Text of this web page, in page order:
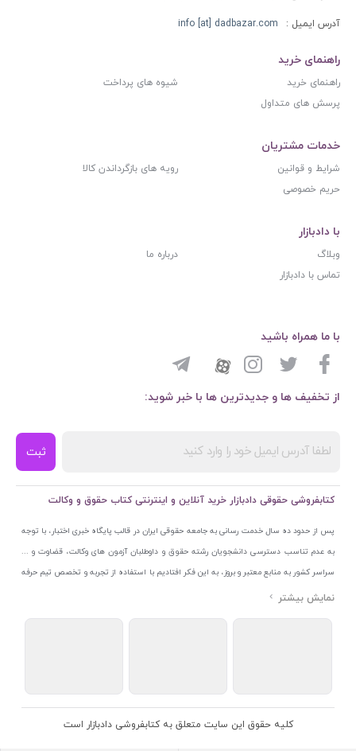
آدرس ایمیل : info [at] dadbazar.com
راهنمای خرید
راهنمای خرید
شیوه های پرداخت
پرسش های متداول
خدمات مشتریان
شرایط و قوانین
رویه های بازگرداندن کالا
حریم خصوصی
با دادبازار
وبلاگ
درباره ما
تماس با دادبازار
از تخفیف ها و جدیدترین ها با خبر شوید:
ثبت
با ما همراه باشید
کتابفروشی حقوقی دادبازار خرید آنلاین و اینترنتی کتاب حقوق و وکالت
پس از حدود ده سال خدمت رسانی به جامعه حقوقی ایران در قالب پایگاه خبری اختبار، با توجه
به عدم تناسب دسترسی دانشجویان رشته حقوق و داوطلبان آزمون های وکالت، قضاوت و ...
سراسر کشور به منابع معتبر و بروز، به این فکر افتادیم با استفاده از تجربه و تخصص تیم حرفه
ای اختبار خدمتی جدید به جامعه حقوقی ایران ارائه کنیم. به این منظور با راه اندازی و تجهیز
اتحادیه ناشران و کتابفروشان تهران به منظور ارائه مطمئن ترین خدمات مجموعه بسیار کامل و
معتبری از کتاب های حقوقی را به علاقمندان عرضه کرده ایم. علاوه بر این با بهره گیری از فناوری
کلیه حقوق این سایت متعلق به کتابفروشی دادبازار است